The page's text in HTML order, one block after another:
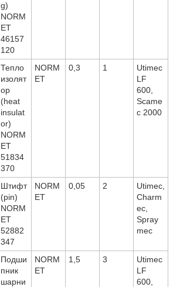
g)
NORM
ET
46157
120
Тепло
изолят
ор
(heat
insulat
or)
NORM
ET
51834
370
NORM
ET
0,3 1
Utimec
LF
600,
Scame
c 2000
Штифт
(pin)
NORM
ET
52882
347
NORM
ET
0,05 2
Utimec,
Charm
ec,
Spray
mec
Подши
пник
шарни
NORM
ET
1,5 3
Utimec
LF
600,